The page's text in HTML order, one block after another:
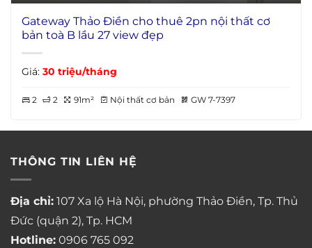
Gateway Thảo Điền cho thuê 2pn nội thất cơ
bản toà B lầu 27 view đẹp
Giá: 30 triệu/tháng
2 2 91m² Nội thất cơ bản GW 7-7397
THÔNG TIN LIÊN HỆ
Địa chỉ: 107 Xa lộ Hà Nội, phường Thảo Điền, Tp. Thủ
Đức (quận 2), Tp. HCM
Hotline: 0906 765 092